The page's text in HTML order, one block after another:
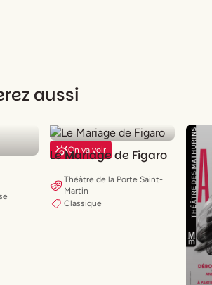
aussi
On va voir
Le Mariage de Figaro
Théâtre de la Porte Saint-
Martin
Classique